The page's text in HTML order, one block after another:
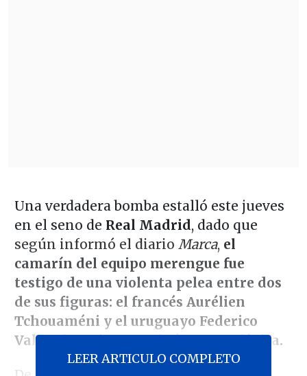
Una verdadera bomba estalló este jueves
en el seno de Real Madrid, dado que
según informó el diario Marca, el
camarín del equipo merengue fue
testigo de una violenta pelea entre dos
de sus figuras: el francés Aurélien
Tchouaméni y el uruguayo Federico
Valverde, quien terminó en una clínica.
LEER ARTICULO COMPLETO